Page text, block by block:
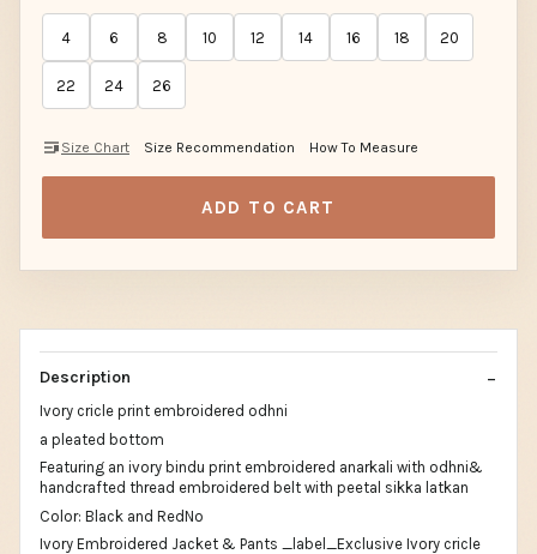
4 6 8 10 12 14 16 18 20
22 24 26
Size Chart Size Recommendation How To Measure
ADD TO CART
Description
Ivory cricle print embroidered odhni
a pleated bottom
Featuring an ivory bindu print embroidered anarkali with odhni&
handcrafted thread embroidered belt with peetal sikka latkan
Color: Black and RedNo
Ivory Embroidered Jacket & Pants _label_Exclusive Ivory cricle